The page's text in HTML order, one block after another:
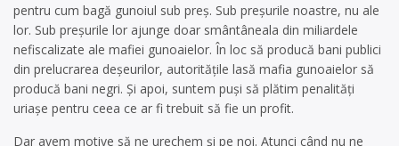
pentru cum bagă gunoiul sub preș. Sub preșurile noastre, nu ale
lor. Sub preșurile lor ajunge doar smântâneala din miliardele
nefiscalizate ale mafiei gunoaielor. În loc să producă bani publici
din prelucrarea deșeurilor, autoritățile lasă mafia gunoaielor să
producă bani negri. Și apoi, suntem puși să plătim penalități
uriașe pentru ceea ce ar fi trebuit să fie un profit.
Dar avem motive să ne urechem și pe noi. Atunci când nu ne